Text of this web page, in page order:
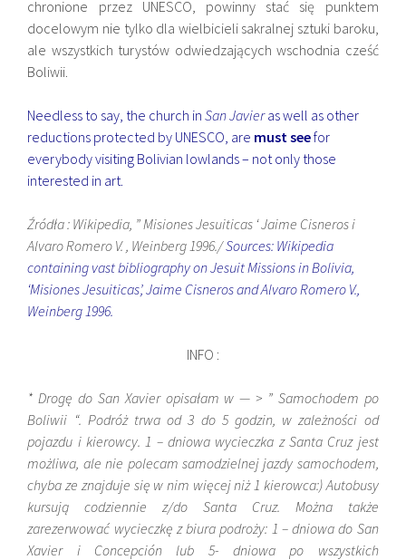
chronione przez UNESCO, powinny stać się punktem
docelowym nie tylko dla wielbicieli sakralnej sztuki baroku,
ale wszystkich turystów odwiedzających wschodnia cześć
Boliwii.
Needless to say, the church inSan Javieras well as other
reductions protected by UNESCO, are must seefor
everybody visiting Bolivian lowlands – not only those
interested in art.
Źródła : Wikipedia, ” Misiones Jesuiticas ‘ Jaime Cisneros i
Alvaro Romero V. , Weinberg 1996./Sources: Wikipedia
containing vast bibliography on Jesuit Missions in Bolivia,
‘Misiones Jesuiticas’, Jaime Cisneros and Alvaro Romero V.,
Weinberg 1996.
INFO :
* Drogę do San Xavier opisałam w — > ” Samochodem po
Boliwii “. Podróż trwa od 3 do 5 godzin, w zależności od
pojazdu i kierowcy. 1 – dniowa wycieczka z Santa Cruz jest
możliwa, ale nie polecam samodzielnej jazdy samochodem,
chyba ze znajduje się w nim więcej niż 1 kierowca:) Autobusy
kursują codziennie z/do Santa Cruz. Można także
zarezerwować wycieczkę z biura podroży: 1 – dniowa do San
Xavier i Concepción lub 5- dniowa po wszystkich